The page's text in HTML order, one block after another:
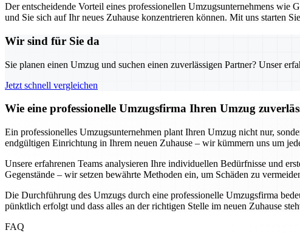
Der entscheidende Vorteil eines professionellen Umzugsunternehmens
und Sie sich auf Ihr neues Zuhause konzentrieren können. Mit uns starten
Wir sind für Sie da
Sie planen einen Umzug und suchen einen zuverlässigen Partner? Unser
Jetzt schnell vergleichen
Wie eine professionelle Umzugsfirma Ihren Umzug
Ein professionelles Umzugsunternehmen plant Ihren Umzug nicht nur,
endgültigen Einrichtung in Ihrem neuen Zuhause – wir kümmern uns um
Unsere erfahrenen Teams analysieren Ihre individuellen Bedürfnisse und
Gegenstände – wir setzen bewährte Methoden ein, um Schäden zu
Die Durchführung des Umzugs durch eine professionelle Umzugsfirma
pünktlich erfolgt und dass alles an der richtigen Stelle im neuen Zuhause
FAQ